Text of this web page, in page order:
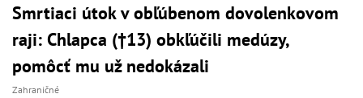
Smrtiaci útok v obľúbenom dovolenkovom
raji: Chlapca (†13) obkľúčili medúzy,
pomôcť mu už nedokázali
Zahraničné